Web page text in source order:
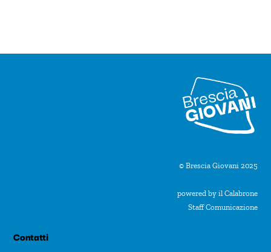
© Brescia Giovani 2025
powered by il Calabrone
Staff Comunicazione
Contatti